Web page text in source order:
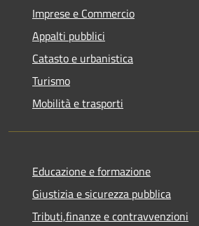
Imprese e Commercio
Appalti pubblici
Catasto e urbanistica
Turismo
Mobilità e trasporti
Educazione e formazione
Giustizia e sicurezza pubblica
Tributi,finanze e contravvenzioni